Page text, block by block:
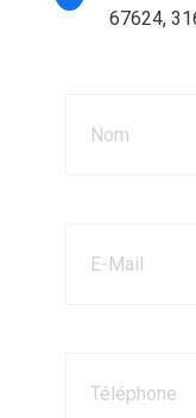
67624,